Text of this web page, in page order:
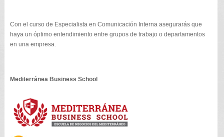
Con el curso de Especialista en Comunicación Interna asegurarás que
haya un óptimo entendimiento entre grupos de trabajo o departamentos
en una empresa.
Mediterránea Business School